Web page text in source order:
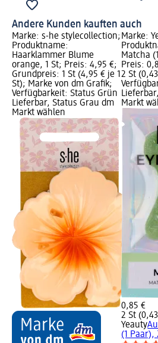
Andere Kunden kauften auch
Marke: s-he stylecollection;
Produktname:
Haarklammer Blume
orange, 1 St; Preis: 4,95 €;
Grundpreis: 1 St (4,95 € je 1
St); Marke von dm Grafik;
Verfügbarkeit: Status Grün
Lieferbar, Status Grau dm
Markt wählen
Marke:
Matcha
Preis:
2 St
Markt
0,85 €
2 St
Yeauty
(1 Paar),